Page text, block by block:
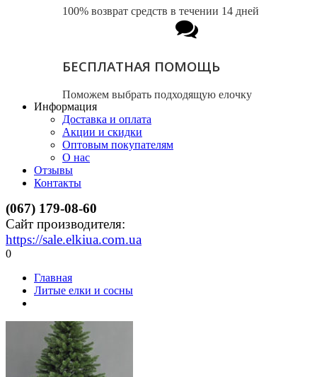
100% возврат средств в течении 14 дней
БЕСПЛАТНАЯ ПОМОЩЬ
Поможем выбрать подходящую елочку
Информация
Доставка и оплата
Акции и скидки
Оптовым покупателям
О нас
Отзывы
Контакты
(067) 179-08-60
Сайт производителя:
https://sale.elkiua.com.ua
0
Главная
Литые елки и сосны